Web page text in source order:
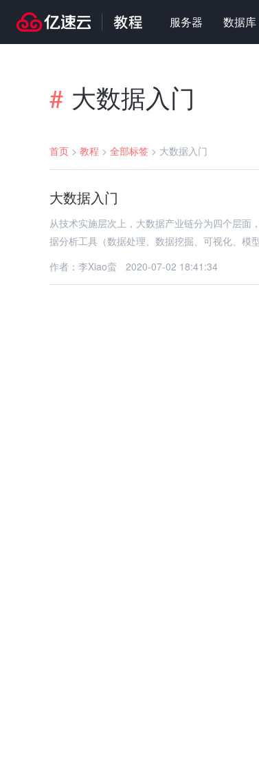
服务器 数据库
# 大数据入门
首页 > 教程 > 全部标签 > 大数据入门
大数据入门
从技术实施层次上，大数据产业链分为四个层面
据分析工具（数据处理、数据挖掘、可视化、模
作者：李Xiao蛮
2020-07-02 18:41:34